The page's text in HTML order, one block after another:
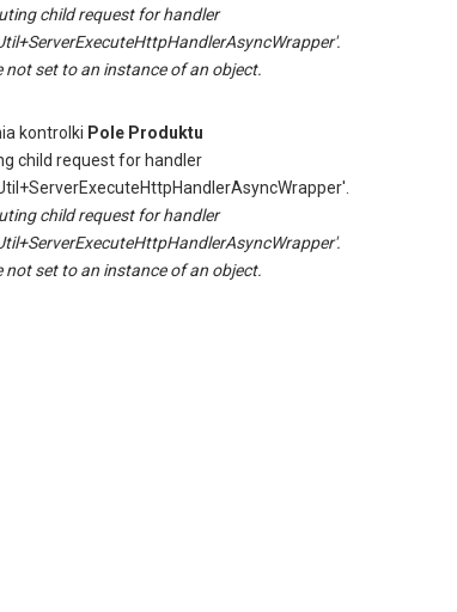
child request for handler
not set to an instance of an object.
kontrolki Pole Produktu
child request for handler
child request for handler
not set to an instance of an object.